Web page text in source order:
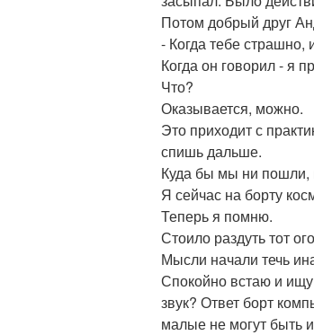
Потом добрый друг
- Когда тебе
Когда он говорил - я
Что?
Оказывается, можно.
Это приходит с
спишь дальше.
Куда бы мы ни пошли,
Я сейчас на борту
Теперь я помню.
Стоило раздуть тот
Мысли начали течь
Спокойно встаю и ищу
звук? Ответ борт
малые не могут быть